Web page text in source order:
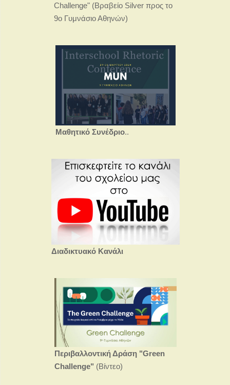
Challenge" (Βραβείο Silver προς το
9ο Γυμνάσιο Αθηνών)
Μαθητικό Συνέδριο..
Διαδικτυακό Κανάλι
Περιβαλλοντική Δράση "Green
Challenge" (Βίντεο)